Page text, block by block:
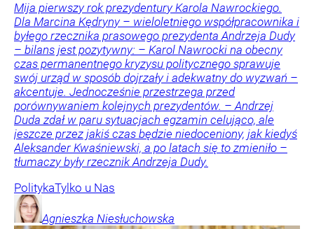
Mija pierwszy rok prezydentury Karola Nawrockiego.
Dla Marcina Kędryny – wieloletniego współpracownika i
byłego rzecznika prasowego prezydenta Andrzeja Dudy
– bilans jest pozytywny: – Karol Nawrocki na obecny
czas permanentnego kryzysu politycznego sprawuje
swój urząd w sposób dojrzały i adekwatny do wyzwań –
akcentuje. Jednocześnie przestrzega przed
porównywaniem kolejnych prezydentów. – Andrzej
Duda zdał w paru sytuacjach egzamin celująco, ale
jeszcze przez jakiś czas będzie niedoceniony, jak kiedyś
Aleksander Kwaśniewski, a po latach się to zmieniło –
tłumaczy były rzecznik Andrzeja Dudy.
PolitykaTylko u Nas
Agnieszka Niesłuchowska